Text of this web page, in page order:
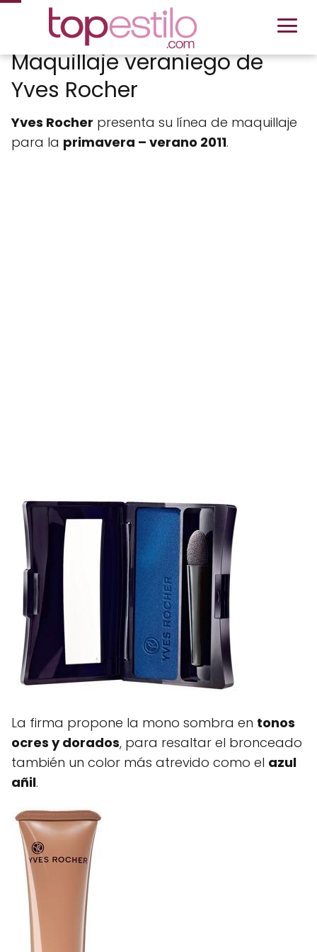
Maquillaje veraniego de
Yves Rocher
Yves Rocher presenta su línea de maquillaje
para la primavera – verano 2011.
La firma propone la mono sombra en tonos
ocres y dorados, para resaltar el bronceado
también un color más atrevido como el azul
añil.